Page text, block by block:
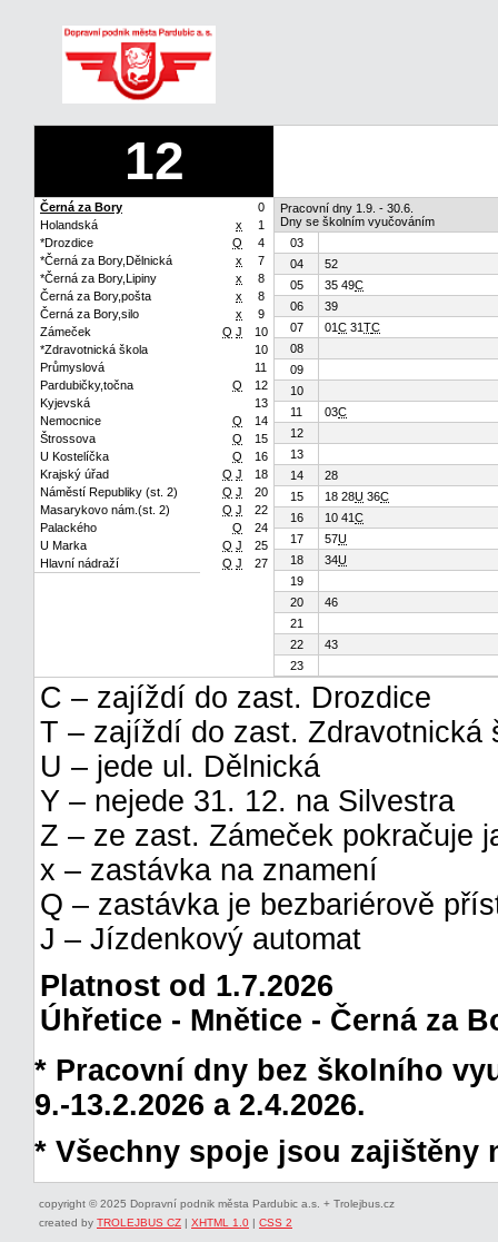
12
Černá za Bory
0
Holandská
x
1
*Drozdice
Q
4
*Černá za Bory,Dělnická
x
7
*Černá za Bory,Lipiny
x
8
Černá za Bory,pošta
x
8
Černá za Bory,silo
x
9
Zámeček
Q J
10
*Zdravotnická škola
10
Průmyslová
11
Pardubičky,točna
Q
12
Kyjevská
13
Nemocnice
Q
14
Štrossova
Q
15
U Kostelíčka
Q
16
Krajský úřad
Q J
18
Náměstí Republiky (st. 2)
Q J
20
Masarykovo nám.(st. 2)
Q J
22
Palackého
Q
24
U Marka
Q J
25
Hlavní nádraží
Q J 27
Pracovní dny 1.9. - 30.6.
Dny se školním vyučováním
03
04
52
05
35 49C
06
39
07
01C 31TC
08
09
10
11
03C
12
13
14
28
15
18 28U 36C
16
10 41C
17
57U
18
34U
19
20
46
21
22
43
23
C – zajíždí do zast. Drozdice
T – zajíždí do zast. Zdravotnická
U – jede ul. Dělnická
Y – nejede 31. 12. na Silvestra
Z – ze zast. Zámeček pokračuje
x – zastávka na znamení
Q – zastávka je bezbariérově
J – Jízdenkový automat
Platnost od 1.7.2026
Úhřetice - Mnětice - Černá za
* Pracovní dny bez školního
9.-13.2.2026 a 2.4.2026.
* Všechny spoje jsou zajištěny
copyright © 2025 Dopravní podnik města Pardubic a.s. + Trolejbus.cz
created by TROLEJBUS CZ | XHTML 1.0 | CSS 2